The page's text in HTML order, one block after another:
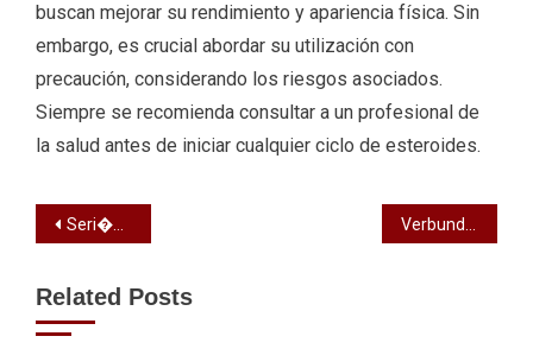
buscan mejorar su rendimiento y apariencia física. Sin
embargo, es crucial abordar su utilización con
precaución, considerando los riesgos asociados.
Siempre se recomienda consultar a un profesional de
la salud antes de iniciar cualquier ciclo de esteroides.
Seri�a entendible, puesto que los operadores tienen probar sobre estrategias sostenibles an esplendido lapso
Related Posts